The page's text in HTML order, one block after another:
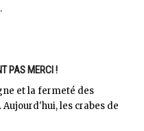
PAS MERCI !
et la fermeté des
les crabes de